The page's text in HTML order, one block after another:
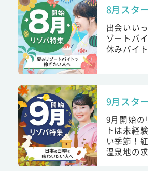
8月スタ
出会いい
ゾートバ
休みバイ
9月スタ
9月開始の
トは未経
い季節！
温泉地の